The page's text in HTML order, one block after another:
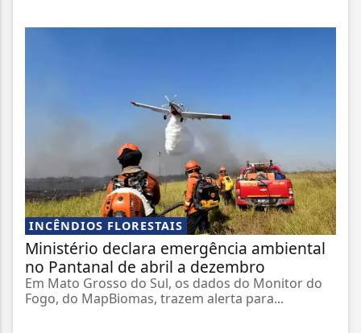
INCÊNDIOS FLORESTAIS
Ministério declara emergência ambiental
no Pantanal de abril a dezembro
Em Mato Grosso do Sul, os dados do Monitor do
Fogo, do MapBiomas, trazem alerta para...